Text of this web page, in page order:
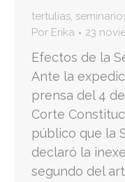
tertulias,
Por Erika 23
Efectos de la
Ante la
prensa del 4
Corte
público que la
declaró la
segundo del